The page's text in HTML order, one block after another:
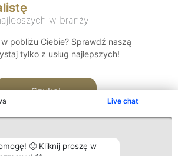
Live chat
🙂 Kliknij proszę w
w branży
pobliżu Ciebie? Sprawdź naszą
tylko z usług najlepszych!
Szukaj